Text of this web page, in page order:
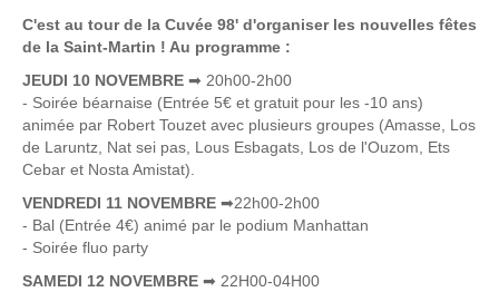
C'est au tour de la Cuvée 98' d'organiser les nouvelles fêtes
de la Saint-Martin ! Au programme :
JEUDI 10 NOVEMBRE ➡ 20h00-2h00
- Soirée béarnaise (Entrée 5€ et gratuit pour les -10 ans)
animée par Robert Touzet avec plusieurs groupes (Amasse, Los
de Laruntz, Nat sei pas, Lous Esbagats, Los de l'Ouzom, Ets
Cebar et Nosta Amistat).
VENDREDI 11 NOVEMBRE ➡22h00-2h00
- Bal (Entrée 4€) animé par le podium Manhattan
- Soirée fluo party
SAMEDI 12 NOVEMBRE ➡ 22H00-04H00